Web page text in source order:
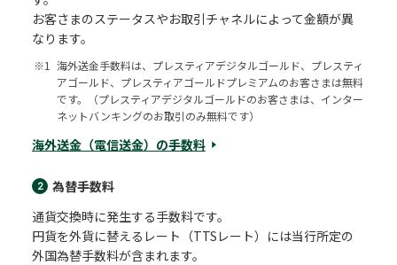
お客さまのステータスやお取引チャネルによって金額が異
なります。
※1 海外送金手数料は、プレスティアデジタルゴールド、プレスティ
アゴールド、プレスティアゴールドプレミアムのお客さまは無料
です。（プレスティアデジタルゴールドのお客さまは、インター
ネットバンキングのお取引のみ無料です）
海外送金（電信送金）の手数料
2
為替手数料
通貨交換時に発生する手数料です。
円貨を外貨に替えるレート（TTSレート）には当行所定の
外国為替手数料が含まれます。